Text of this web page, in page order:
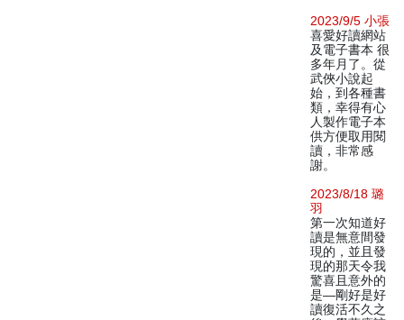
2023/9/5 小張
喜愛好讀網站
及電子書本 很
多年月了。從
武俠小說起
始，到各種書
類，幸得有心
人製作電子本
供方便取用閱
讀，非常感
謝。
2023/8/18 璐
羽
第一次知道好
讀是無意間發
現的，並且發
現的那天令我
驚喜且意外的
是—剛好是好
讀復活不久之